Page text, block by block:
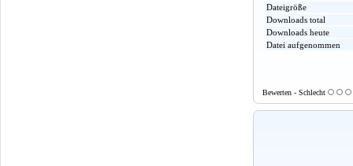
Dateigröße
Downloads total
Downloads heute
Datei aufgenommen
Bewerten - Schlecht